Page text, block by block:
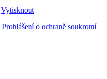
Vytisknout
Prohlášení o ochraně soukromí